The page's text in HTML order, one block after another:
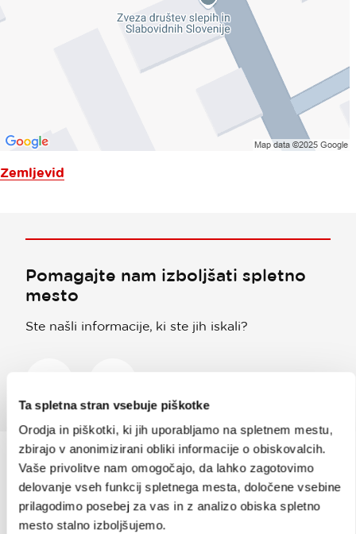
Ta spletna stran vsebuje piškotke
Orodja in piškotki, ki jih uporabljamo na spletnem mestu,
zbirajo v anonimizirani obliki informacije o obiskovalcih.
Vaše privolitve nam omogočajo, da lahko zagotovimo
delovanje vseh funkcij spletnega mesta, določene vsebine
prilagodimo posebej za vas in z analizo obiska spletno
mesto stalno izboljšujemo.
Zemljevid
Pomagajte nam izboljšati spletno
mesto
Ste našli informacije, ki ste jih iskali?
Prijavi se nae-novice